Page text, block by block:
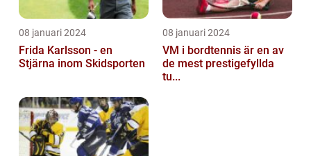
08 januari 2024
Frida Karlsson - en
Stjärna inom Skidsporten
08 januari 2024
VM i bordtennis är en av
de mest prestigefyllda
tu...